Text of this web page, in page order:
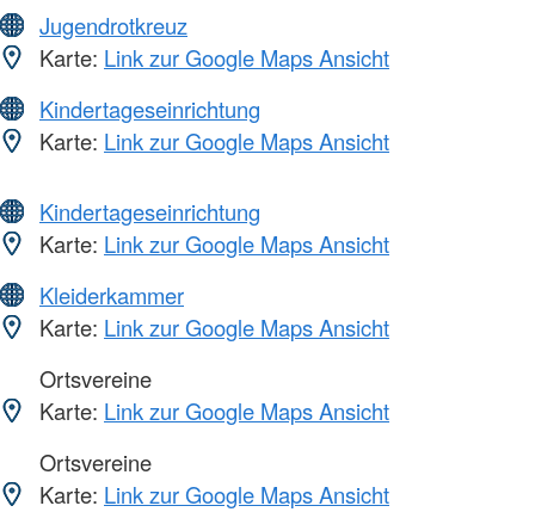
Jugendrotkreuz
Karte: Link zur Google Maps Ansicht
Kindertageseinrichtung
Karte: Link zur Google Maps Ansicht
Kindertageseinrichtung
Karte: Link zur Google Maps Ansicht
Kleiderkammer
Karte: Link zur Google Maps Ansicht
Ortsvereine
Karte: Link zur Google Maps Ansicht
Ortsvereine
Karte: Link zur Google Maps Ansicht